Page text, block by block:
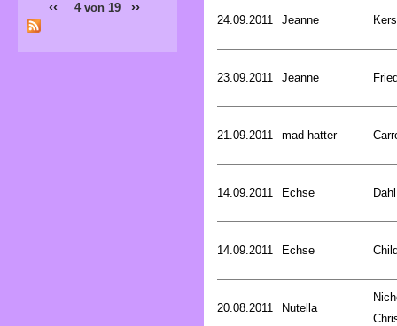
24.09.2011 Jeanne
23.09.2011 Jeanne
21.09.2011 mad hatter
14.09.2011 Echse
14.09.2011 Echse
20.08.2011 Nutella
‹‹ 4 von 19 ››